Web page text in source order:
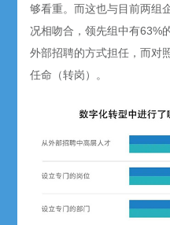
够看重。而这也与目前两组
况相吻合，领先组中有63%
外部招聘的方式担任，而对
任命（转岗）。